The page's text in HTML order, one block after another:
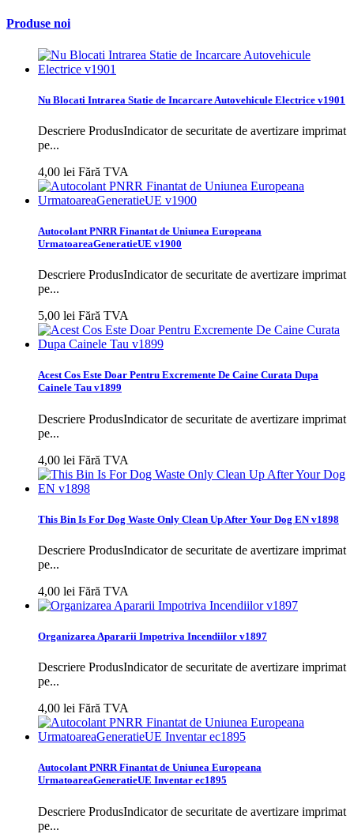
Produse noi
Nu Blocati Intrarea Statie de Incarcare Autovehicule Electrice v1901
Descriere ProdusIndicator de securitate de avertizare imprimat
pe...
4,00 lei Fără TVA
Autocolant PNRR Finantat de Uniunea Europeana
UrmatoareaGeneratieUE v1900
Descriere ProdusIndicator de securitate de avertizare imprimat
pe...
5,00 lei Fără TVA
Acest Cos Este Doar Pentru Excremente De Caine Curata Dupa
Cainele Tau v1899
Descriere ProdusIndicator de securitate de avertizare imprimat
pe...
4,00 lei Fără TVA
This Bin Is For Dog Waste Only Clean Up After Your Dog EN v1898
Descriere ProdusIndicator de securitate de avertizare imprimat
pe...
4,00 lei Fără TVA
Organizarea Apararii Impotriva Incendiilor v1897
Descriere ProdusIndicator de securitate de avertizare imprimat
pe...
4,00 lei Fără TVA
Autocolant PNRR Finantat de Uniunea Europeana
UrmatoareaGeneratieUE Inventar ec1895
Descriere ProdusIndicator de securitate de avertizare imprimat
pe...